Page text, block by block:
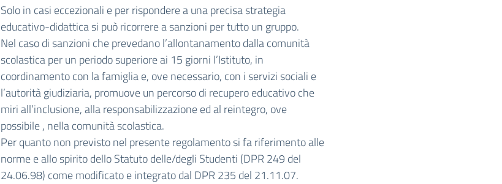
Solo in casi eccezionali e per rispondere a una precisa strategia
educativo-didattica si può ricorrere a sanzioni per tutto un gruppo.
Nel caso di sanzioni che prevedano l’allontanamento dalla comunità
scolastica per un periodo superiore ai 15 giorni l’Istituto, in
coordinamento con la famiglia e, ove necessario, con i servizi sociali e
l’autorità giudiziaria, promuove un percorso di recupero educativo che
miri all’inclusione, alla responsabilizzazione ed al reintegro, ove
possibile , nella comunità scolastica.
Per quanto non previsto nel presente regolamento si fa riferimento alle
norme e allo spirito dello Statuto delle/degli Studenti (DPR 249 del
24.06.98) come modificato e integrato dal DPR 235 del 21.11.07.